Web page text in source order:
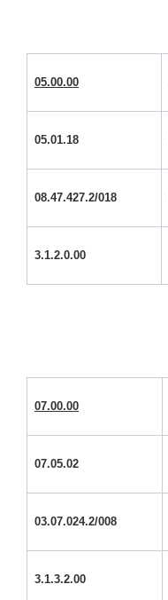
05.00.00
05.01.18
08.47.427.2/018
3.1.2.0.00
07.00.00
07.05.02
03.07.024.2/008
3.1.3.2.00